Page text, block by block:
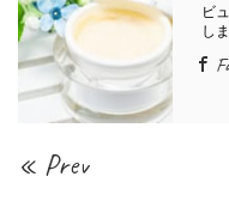
« Prev